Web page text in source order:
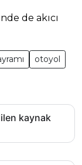
de akıcı
otoyol
kaynak